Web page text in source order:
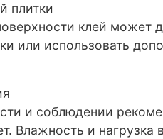
плитки
клей может
или использовать
и соблюдении
Влажность и нагрузка